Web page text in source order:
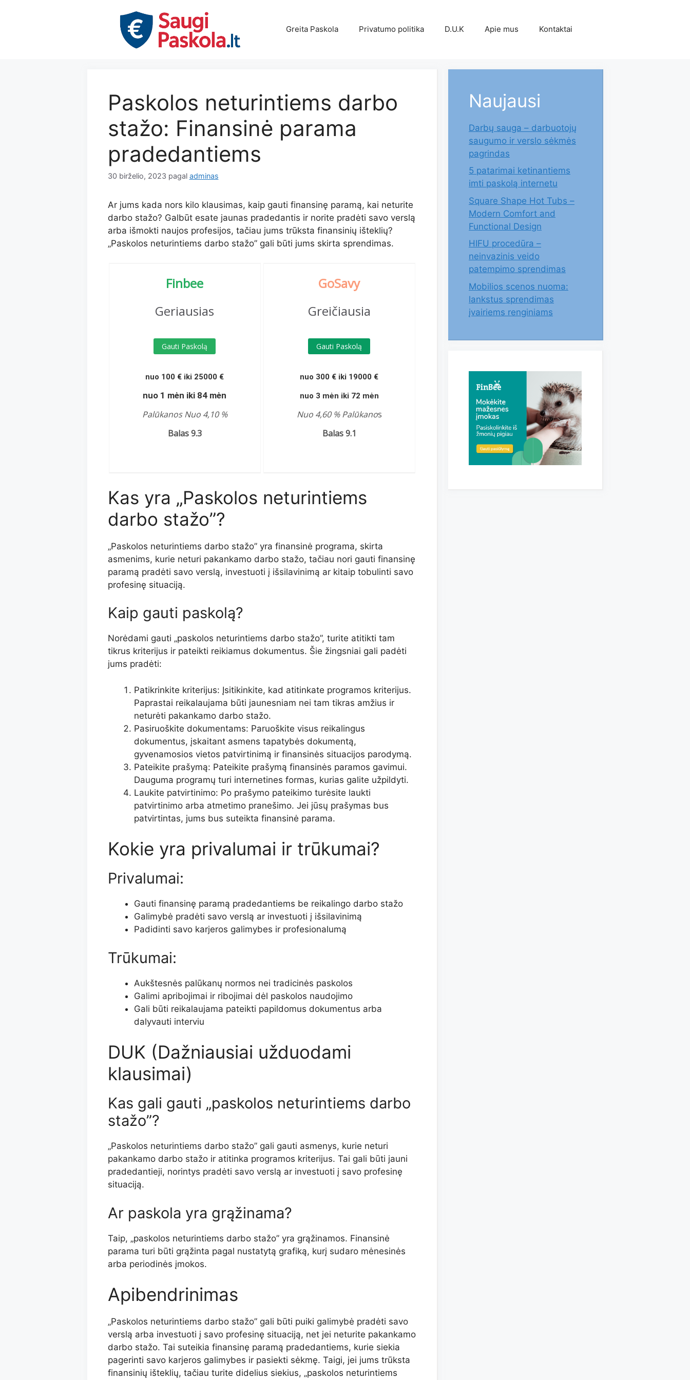
Greita Paskola Privatumo politika D.U.K Apie mus Kontaktai
Paskolos neturintiems darbo
stažo: Finansinė parama
pradedantiems
30 birželio, 2023 pagal adminas
Ar jums kada nors kilo klausimas, kaip gauti finansinę paramą, kai neturite
darbo stažo? Galbūt esate jaunas pradedantis ir norite pradėti savo verslą
arba išmokti naujos profesijos, tačiau jums trūksta finansinių išteklių?
„Paskolos neturintiems darbo stažo” gali būti jums skirta sprendimas.
Finbee
Geriausias
Gauti Paskolą
nuo 100 € iki 25000 €
nuo 1 mėn iki 84 mėn
Palūkanos Nuo 4,10 %
Balas 9.3
GoSavy
Greičiausia
Gauti Paskolą
nuo 300 € iki 19000 €
nuo 3 mėn iki 72 mėn
Nuo 4,60 % Palūkanos
Balas 9.1
Kas yra „Paskolos neturintiems
darbo stažo”?
„Paskolos neturintiems darbo stažo” yra finansinė programa, skirta
asmenims, kurie neturi pakankamo darbo stažo, tačiau nori gauti finansinę
paramą pradėti savo verslą, investuoti į išsilavinimą ar kitaip tobulinti savo
profesinę situaciją.
Kaip gauti paskolą?
Norėdami gauti „paskolos neturintiems darbo stažo”, turite atitikti tam
tikrus kriterijus ir pateikti reikiamus dokumentus. Šie žingsniai gali padėti
jums pradėti:
Patikrinkite kriterijus: Įsitikinkite, kad atitinkate programos kriterijus.
Paprastai reikalaujama būti jaunesniam nei tam tikras amžius ir
neturėti pakankamo darbo stažo.
Pasiruoškite dokumentams: Paruoškite visus reikalingus
dokumentus, įskaitant asmens tapatybės dokumentą,
gyvenamosios vietos patvirtinimą ir finansinės situacijos parodymą.
Pateikite prašymą: Pateikite prašymą finansinės paramos gavimui.
Dauguma programų turi internetines formas, kurias galite užpildyti.
Laukite patvirtinimo: Po prašymo pateikimo turėsite laukti
patvirtinimo arba atmetimo pranešimo. Jei jūsų prašymas bus
patvirtintas, jums bus suteikta finansinė parama.
Kokie yra privalumai ir trūkumai?
Privalumai:
Gauti finansinę paramą pradedantiems be reikalingo darbo stažo
Galimybė pradėti savo verslą ar investuoti į išsilavinimą
Padidinti savo karjeros galimybes ir profesionalumą
Trūkumai:
Aukštesnės palūkanų normos nei tradicinės paskolos
Galimi apribojimai ir ribojimai dėl paskolos naudojimo
Gali būti reikalaujama pateikti papildomus dokumentus arba
dalyvauti interviu
DUK (Dažniausiai užduodami
klausimai)
Kas gali gauti „paskolos neturintiems darbo
stažo”?
„Paskolos neturintiems darbo stažo” gali gauti asmenys, kurie neturi
pakankamo darbo stažo ir atitinka programos kriterijus. Tai gali būti jauni
pradedantieji, norintys pradėti savo verslą ar investuoti į savo profesinę
situaciją.
Ar paskola yra grąžinama?
Taip, „paskolos neturintiems darbo stažo” yra grąžinamos. Finansinė
parama turi būti grąžinta pagal nustatytą grafiką, kurį sudaro mėnesinės
arba periodinės įmokos.
Apibendrinimas
„Paskolos neturintiems darbo stažo” gali būti puiki galimybė pradėti savo
verslą arba investuoti į savo profesinę situaciją, net jei neturite pakankamo
darbo stažo. Tai suteikia finansinę paramą pradedantiems, kurie siekia
pagerinti savo karjeros galimybes ir pasiekti sėkmę. Taigi, jei jums trūksta
finansinių išteklių, tačiau turite didelius siekius, „paskolos neturintiems
Naujausi
Darbų sauga – darbuotojų
saugumo ir verslo sėkmės
pagrindas
5 patarimai ketinantiems
imti paskolą internetu
Square Shape Hot Tubs –
Modern Comfort and
Functional Design
HIFU procedūra –
neinvazinis veido
patempimo sprendimas
Mobilios scenos nuoma:
lankstus sprendimas
įvairiems renginiams